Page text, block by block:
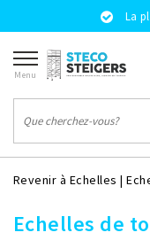
La
Menu
Revenir à Echelles |
Echelles de